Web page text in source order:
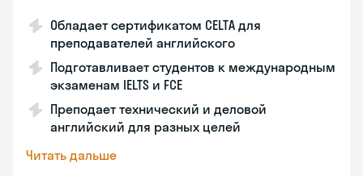
Обладает сертификатом CELTA для
преподавателей английского
Подготавливает студентов к международным
экзаменам IELTS и FCE
Преподает технический и деловой
английский для разных целей
Читать дальше